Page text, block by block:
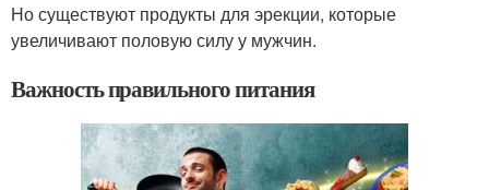
Но существуют продукты для эрекции, которые
увеличивают половую силу у мужчин.
Важность правильного питания